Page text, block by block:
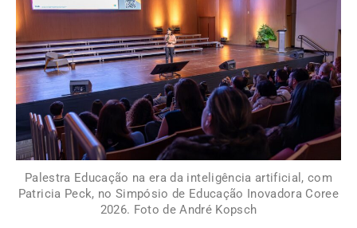
Palestra Educação na era da inteligência artificial, com
Patricia Peck, no Simpósio de Educação Inovadora Coree
2026. Foto de André Kopsch